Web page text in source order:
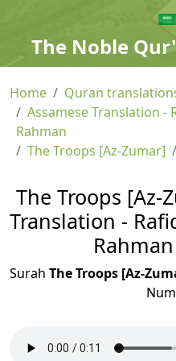
The Noble
Home
Quran
Assamese Translation -
Rahman
The Troops [Az-Zumar]
The Troops [Az-
Translation -
Surah The Troops [Az-